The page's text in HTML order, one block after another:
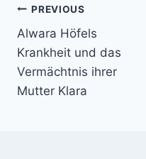
Post
navigation
PREVIOUS
Alwara Höfels
Krankheit und das
Vermächtnis ihrer
Mutter Klara